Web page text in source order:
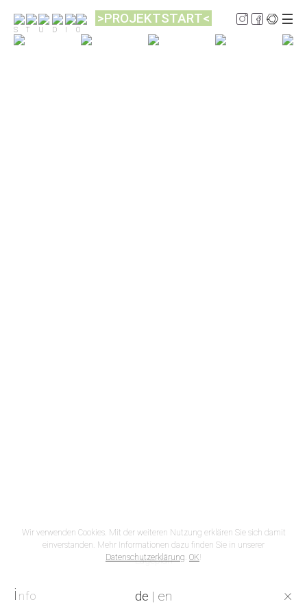
>PROJEKTSTART<
Lageplan
Wir verwenden Cookies. Mit der weiteren Nutzung erklären Sie sich damit
einverstanden. Mehr Informationen dazu finden Sie in unserer
Datenschutzerklärung. OK!
i de | en ×